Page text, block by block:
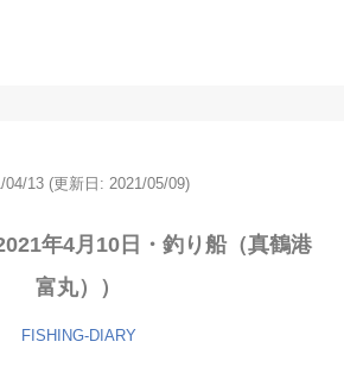
04/13 (更新日: 2021/05/09)
年4月10日・釣り船（真鶴港
富丸））
FISHING-DIARY